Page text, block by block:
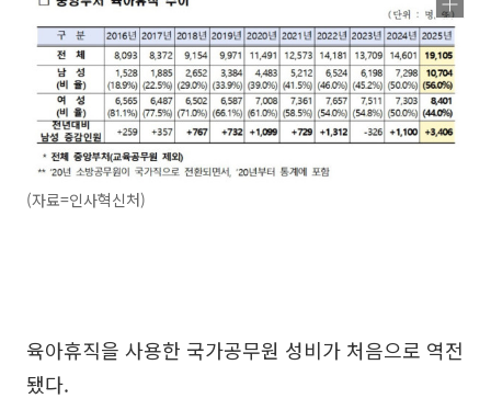
(자료=인사혁신처)
육아휴직을 사용한 국가공무원 성비가 처음으로 역전
됐다.